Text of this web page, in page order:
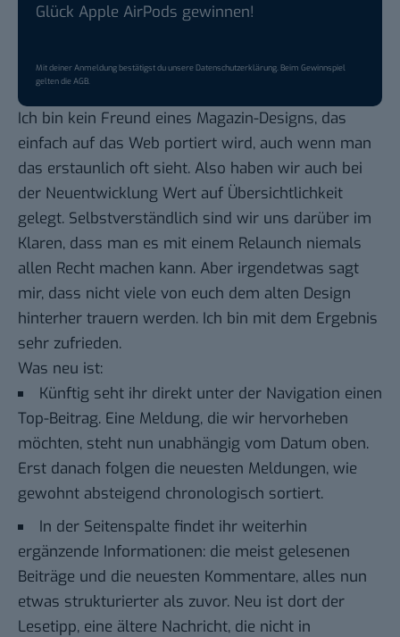
Glück Apple AirPods gewinnen!
Mit deiner Anmeldung bestätigst du unsereDatenschutzerklärung. Beim Gewinnspiel
gelten dieAGB.
Ich bin kein Freund eines Magazin-Designs, das
einfach auf das Web portiert wird, auch wenn man
das erstaunlich oft sieht. Also haben wir auch bei
der Neuentwicklung Wert auf Übersichtlichkeit
gelegt. Selbstverständlich sind wir uns darüber im
Klaren, dass man es mit einem Relaunch niemals
allen Recht machen kann. Aber irgendetwas sagt
mir, dass nicht viele von euch dem alten Design
hinterher trauern werden. Ich bin mit dem Ergebnis
sehr zufrieden.
Was neu ist:
Künftig seht ihr direkt unter der Navigation einen
Top-Beitrag. Eine Meldung, die wir hervorheben
möchten, steht nun unabhängig vom Datum oben.
Erst danach folgen die neuesten Meldungen, wie
gewohnt absteigend chronologisch sortiert.
In der Seitenspalte findet ihr weiterhin
ergänzende Informationen: die meist gelesenen
Beiträge und die neuesten Kommentare, alles nun
etwas strukturierter als zuvor. Neu ist dort der
Lesetipp, eine ältere Nachricht, die nicht in